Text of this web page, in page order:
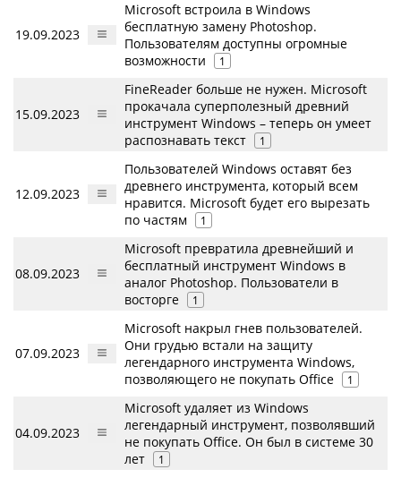
19.09.2023
Microsoft встроила в Windows
бесплатную замену Photoshop.
Пользователям доступны огромные
возможности
1
15.09.2023
FineReader больше не нужен. Microsoft
прокачала суперполезный древний
инструмент Windows – теперь он умеет
распознавать текст
1
12.09.2023
Пользователей Windows оставят без
древнего инструмента, который всем
нравится. Microsoft будет его вырезать
по частям
1
08.09.2023
Microsoft превратила древнейший и
бесплатный инструмент Windows в
аналог Photoshop. Пользователи в
восторге
1
07.09.2023
Microsoft накрыл гнев пользователей.
Они грудью встали на защиту
легендарного инструмента Windows,
позволяющего не покупать Office
1
04.09.2023
Microsoft удаляет из Windows
легендарный инструмент, позволявший
не покупать Office. Он был в системе 30
лет
1